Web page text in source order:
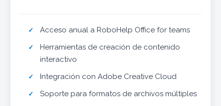
Acceso anual a RoboHelp Office for teams
Herramientas de creación de contenido
interactivo
Integración con Adobe Creative Cloud
Soporte para formatos de archivos múltiples